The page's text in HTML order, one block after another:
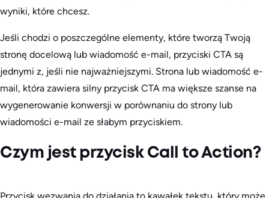
wyniki, które chcesz.
Jeśli chodzi o poszczególne elementy, które tworzą Twoją
stronę docelową lub wiadomość e-mail, przyciski CTA są
jednymi z, jeśli nie najważniejszymi. Strona lub wiadomość e-
mail, która zawiera silny przycisk CTA ma większe szanse na
wygenerowanie konwersji w porównaniu do strony lub
wiadomości e-mail ze słabym przyciskiem.
Czym jest przycisk Call to Action?